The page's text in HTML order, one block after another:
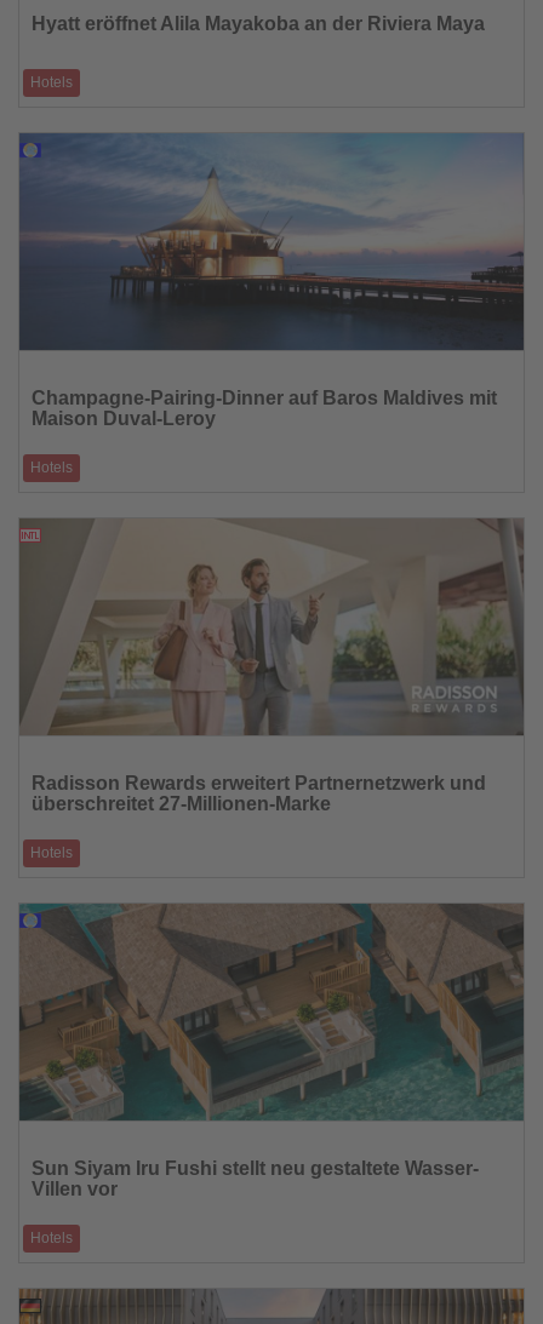
die
Nachrichten
Hyatt eröffnet Alila Mayakoba an der Riviera Maya
Hotels
sein Debüt in Latei
die
Nachrichten
Champagne-Pairing-Dinner auf Baros Maldives mit
Maison Duval-Leroy
Hotels
Lighthouse
die
Nachrichten
Radisson Rewards erweitert Partnernetzwerk und
überschreitet 27-Millionen-Marke
Hotels
die
Nachrichten
Sun Siyam Iru Fushi stellt neu gestaltete Wasser-
Villen vor
Hotels
Handwerkskunst